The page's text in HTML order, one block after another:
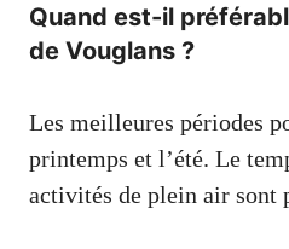
Quand est-il
de Vouglans ?
Les meilleures périodes
printemps et l’été. Le
activités de plein air sont